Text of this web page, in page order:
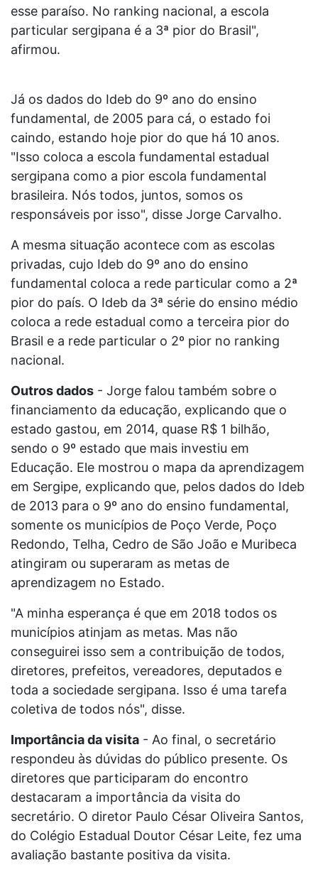
esse paraíso. No ranking nacional, a escola
particular sergipana é a 3ª pior do Brasil",
afirmou.
Já os dados do Ideb do 9º ano do ensino
fundamental, de 2005 para cá, o estado foi
caindo, estando hoje pior do que há 10 anos.
"Isso coloca a escola fundamental estadual
sergipana como a pior escola fundamental
brasileira. Nós todos, juntos, somos os
responsáveis por isso", disse Jorge Carvalho.
A mesma situação acontece com as escolas
privadas, cujo Ideb do 9º ano do ensino
fundamental coloca a rede particular como a 2ª
pior do país. O Ideb da 3ª série do ensino médio
coloca a rede estadual como a terceira pior do
Brasil e a rede particular o 2º pior no ranking
nacional.
Outros dados - Jorge falou também sobre o
financiamento da educação, explicando que o
estado gastou, em 2014, quase R$ 1 bilhão,
sendo o 9º estado que mais investiu em
Educação. Ele mostrou o mapa da aprendizagem
em Sergipe, explicando que, pelos dados do Ideb
de 2013 para o 9º ano do ensino fundamental,
somente os municípios de Poço Verde, Poço
Redondo, Telha, Cedro de São João e Muribeca
atingiram ou superaram as metas de
aprendizagem no Estado.
"A minha esperança é que em 2018 todos os
municípios atinjam as metas. Mas não
conseguirei isso sem a contribuição de todos,
diretores, prefeitos, vereadores, deputados e
toda a sociedade sergipana. Isso é uma tarefa
coletiva de todos nós", disse.
Importância da visita - Ao final, o secretário
respondeu às dúvidas do público presente. Os
diretores que participaram do encontro
destacaram a importância da visita do
secretário. O diretor Paulo César Oliveira Santos,
do Colégio Estadual Doutor César Leite, fez uma
avaliação bastante positiva da visita.